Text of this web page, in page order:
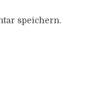
speichern.